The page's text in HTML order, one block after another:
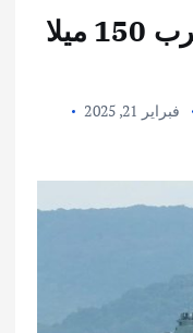
سفن حربية صينية تقترب 150 ميلا
فبراير 21, 2025